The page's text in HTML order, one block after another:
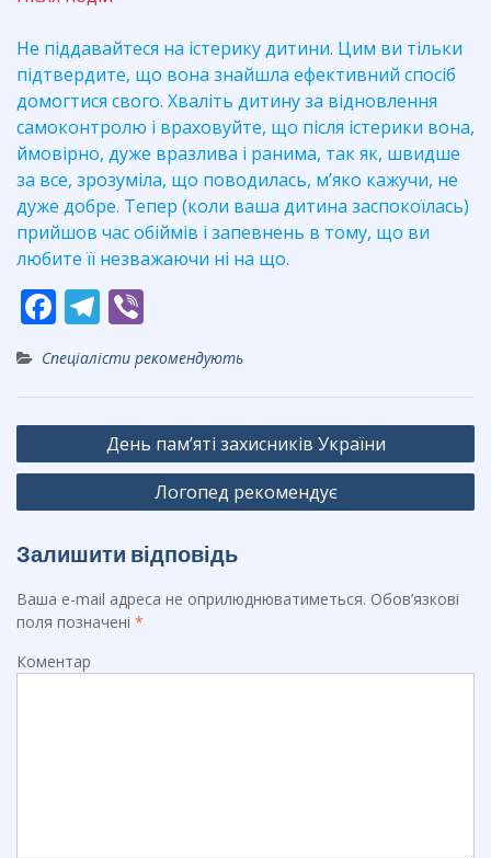
Не піддавайтеся на істерику дитини. Цим ви тільки
підтвердите, що вона знайшла ефективний спосіб
домогтися свого. Хваліть дитину за відновлення
самоконтролю і враховуйте, що після істерики вона,
ймовірно, дуже вразлива і ранима, так як, швидше
за все, зрозуміла, що поводилась, м’яко кажучи, не
дуже добре. Тепер (коли ваша дитина заспокоїлась)
прийшов час обіймів і запевнень в тому, що ви
любите її незважаючи ні на що.
F
ac
e
b
o
k
T
el
e
gr
a
m
er
Спеціалісти рекомендують
Навігація
записів
День пам’яті захисників України
Логопед рекомендує
Залишити відповідь
Ваша e-mail адреса не оприлюднюватиметься. Обов’язкові
поля позначені *
Коментар